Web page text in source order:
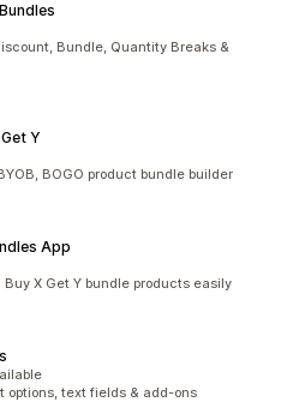
Bundle, Quantity Breaks &
Y
BOGO product bundle builder
App
X Get Y bundle products easily
options, text fields & add-ons